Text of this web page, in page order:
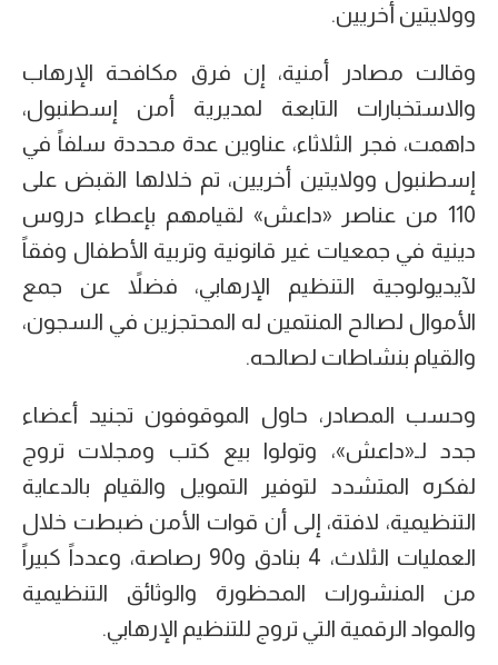
وولايتين أخريين.
وقالت مصادر أمنية، إن فرق مكافحة الإرهاب
والاستخبارات التابعة لمديرية أمن إسطنبول،
داهمت، فجر الثلاثاء، عناوين عدة محددة سلفاً في
إسطنبول وولايتين أخريين، تم خلالها القبض على
110 من عناصر «داعش» لقيامهم بإعطاء دروس
دينية في جمعيات غير قانونية وتربية الأطفال وفقاً
لآيديولوجية التنظيم الإرهابي، فضلاً عن جمع
الأموال لصالح المنتمين له المحتجزين في السجون،
والقيام بنشاطات لصالحه.
وحسب المصادر، حاول الموقوفون تجنيد أعضاء
جدد لـ«داعش»، وتولوا بيع كتب ومجلات تروج
لفكره المتشدد لتوفير التمويل والقيام بالدعاية
التنظيمية، لافتة، إلى أن قوات الأمن ضبطت خلال
العمليات الثلاث، 4 بنادق و90 رصاصة، وعدداً كبيراً
من المنشورات المحظورة والوثائق التنظيمية
والمواد الرقمية التي تروج للتنظيم الإرهابي.